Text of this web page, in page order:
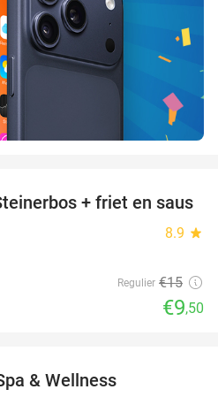
37%
+ friet en saus
8.9 star
Regulier €15
€9,50
& Wellness